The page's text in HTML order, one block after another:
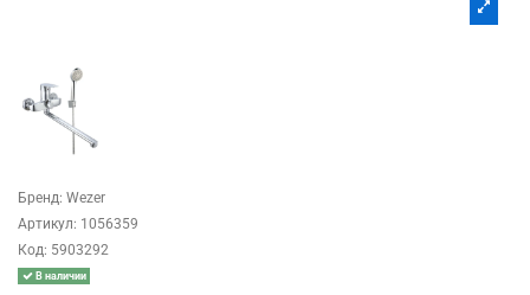
Бренд: Wezer
Артикул: 1056359
Код: 5903292
В наличии